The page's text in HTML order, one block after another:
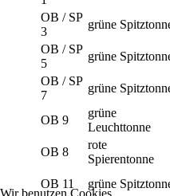
OB / SP
3
grüne
OB / SP
5
grüne
OB / SP
7
grüne
OB 9
grüne
Leuchttonne
OB 8
rote
Spierentonne
OB 11 grüne
Wir benutzen Cookies